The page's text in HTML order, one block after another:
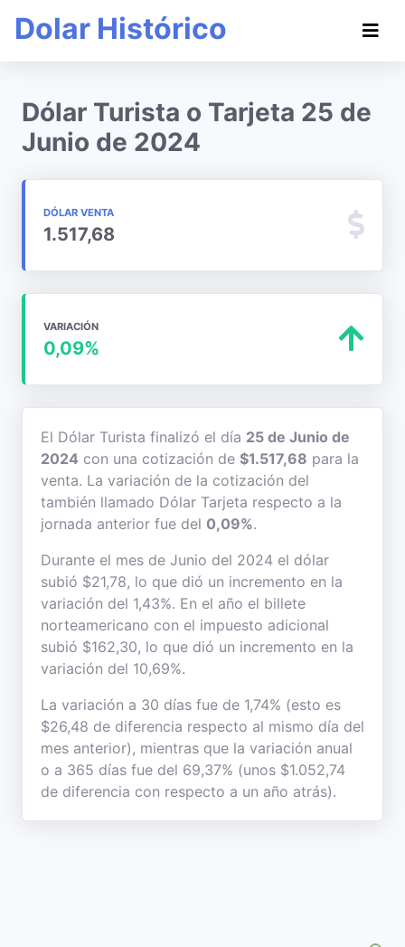
Dolar Histórico
Dólar Turista o Tarjeta 25 de
Junio de 2024
DÓLAR VENTA
1.517,68
VARIACIÓN
0,09%
El Dólar Turista finalizó el día 25 de Junio de
2024 con una cotización de $1.517,68 para la
venta. La variación de la cotización del
también llamado Dólar Tarjeta respecto a la
jornada anterior fue del 0,09%.
Durante el mes de Junio del 2024 el dólar
subió $21,78, lo que dió un incremento en la
variación del 1,43%. En el año el billete
norteamericano con el impuesto adicional
subió $162,30, lo que dió un incremento en la
variación del 10,69%.
La variación a 30 días fue de 1,74% (esto es
$26,48 de diferencia respecto al mismo día del
mes anterior), mientras que la variación anual
o a 365 días fue del 69,37% (unos $1.052,74
de diferencia con respecto a un año atrás).